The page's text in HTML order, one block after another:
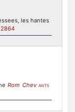
les hantes
2864
Rom Chev ANTS